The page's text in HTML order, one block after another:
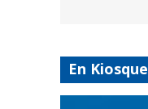
En Kiosque